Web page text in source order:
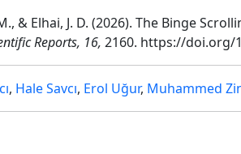
& Elhai, J. D. (2026). The Binge
Reports, 16, 2160. https://doi.org/
, Hale Savcı, Erol Uğur, Muhammed